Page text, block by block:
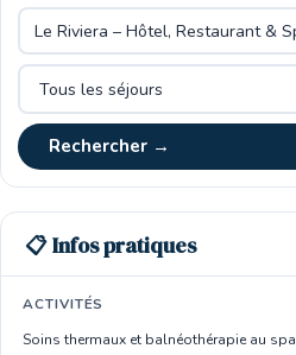
Rechercher →
📋 Infos pratiques
ACTIVITÉS
Soins thermaux et balnéothérapie au spa